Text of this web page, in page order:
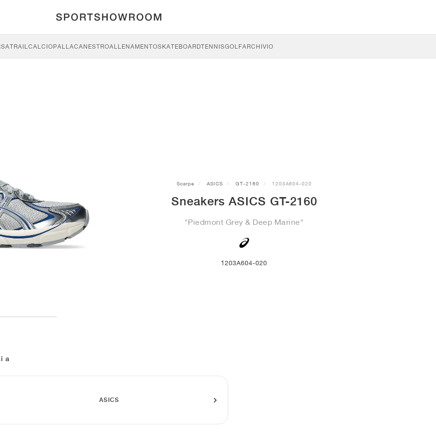
TRAILCALCIOPALLACANESTROALLENAMENTOSKATEBOARDTENNISGOLFARCHIVIO
Scarpe ASICS GT-2160 1203A604-020
Sneakers ASICS GT-2160
"Piedmont Grey & Deep Marine"
1203A604-020
a
ASICS